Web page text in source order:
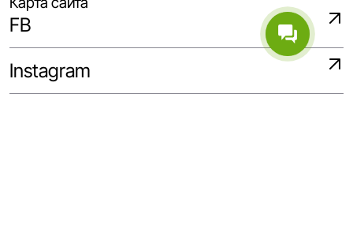
FB
Instagram